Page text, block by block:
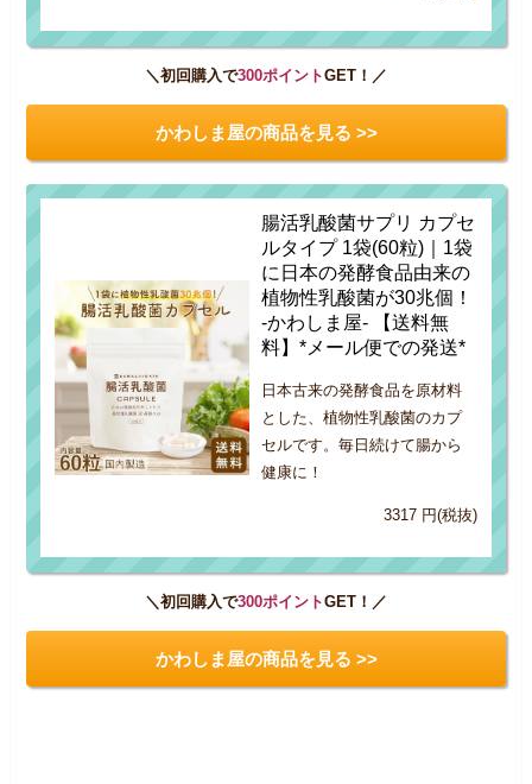
＼初回購入で300ポイントGET！／
かわしま屋の商品を見る >>
腸活乳酸菌サプリ カプセ
ルタイプ 1袋(60粒)｜1袋
に日本の発酵食品由来の
植物性乳酸菌が30兆個！
-かわしま屋- 【送料無
料】*メール便での発送*
日本古来の発酵食品を原材料
とした、植物性乳酸菌のカプ
セルです。毎日続けて腸から
健康に！
3317 円(税抜)
＼初回購入で300ポイントGET！／
かわしま屋の商品を見る >>